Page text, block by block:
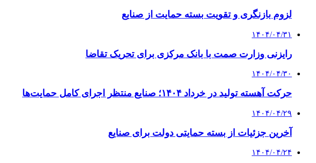
لزوم بازنگری و تقویت بسته حمایت از صنایع
۱۴۰۴/۰۴/۳۱
رایزنی وزارت صمت با بانک مرکزی برای تحریک تقاضا
۱۴۰۴/۰۴/۳۰
حرکت آهسته تولید در خرداد ۱۴۰۴؛ صنایع منتظر اجرای کامل حمایت‌ها
۱۴۰۴/۰۴/۲۹
آخرین جزئیات از بسته حمایتی دولت برای صنایع
۱۴۰۴/۰۴/۲۴